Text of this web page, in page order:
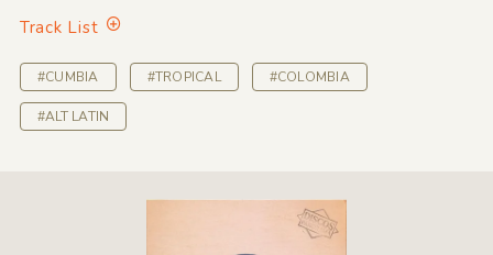
Track List
#CUMBIA #TROPICAL #COLOMBIA
#ALT LATIN